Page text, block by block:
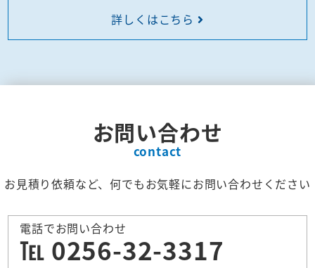
詳しくはこちら
お問い合わせ
contact
お見積り依頼など、何でもお気軽にお問い合わせください
電話でお問い合わせ
℡ 0256-32-3317